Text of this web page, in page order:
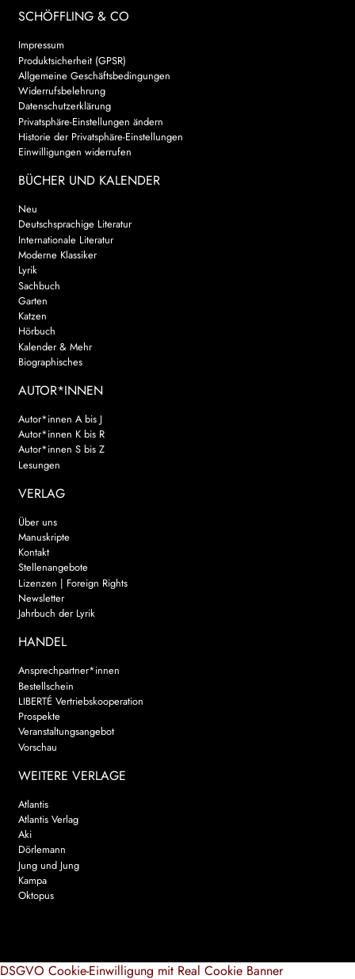
SCHÖFFLING & CO
Impressum
Produktsicherheit (GPSR)
Allgemeine Geschäftsbedingungen
Widerrufsbelehrung
Datenschutzerklärung
Privatsphäre-Einstellungen ändern
Historie der Privatsphäre-Einstellungen
Einwilligungen widerrufen
BÜCHER UND KALENDER
Neu
Deutschsprachige Literatur
Internationale Literatur
Moderne Klassiker
Lyrik
Sachbuch
Garten
Katzen
Hörbuch
Kalender & Mehr
Biographisches
AUTOR*INNEN
Autor*innen A bis J
Autor*innen K bis R
Autor*innen S bis Z
Lesungen
VERLAG
Über uns
Manuskripte
Kontakt
Stellenangebote
Lizenzen | Foreign Rights
Newsletter
Jahrbuch der Lyrik
HANDEL
Ansprechpartner*innen
Bestellschein
LIBERTÉ Vertriebskooperation
Prospekte
Veranstaltungsangebot
Vorschau
WEITERE VERLAGE
Atlantis
Atlantis Verlag
Aki
Dörlemann
Jung und Jung
Kampa
Oktopus
DSGVO Cookie-Einwilligung mit Real Cookie Banner